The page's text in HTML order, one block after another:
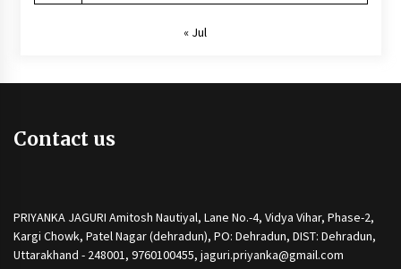
« Jul
Contact us
PRIYANKA JAGURI Amitosh Nautiyal, Lane No.-4, Vidya Vihar, Phase-2,
Kargi Chowk, Patel Nagar (dehradun), PO: Dehradun, DIST: Dehradun,
Uttarakhand - 248001, 9760100455, jaguri.priyanka@gmail.com